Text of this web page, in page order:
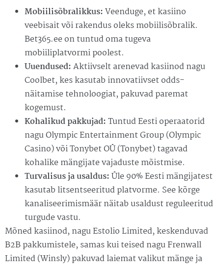
Mobiilisõbralikkus:Veenduge, et kasiino
veebisait või rakendus oleks mobiilisõbralik.
Bet365.ee on tuntud oma tugeva
mobiiliplatvormi poolest.
Uuendused:Aktiivselt arenevad kasiinod nagu
Coolbet, kes kasutab innovatiivset odds-
näitamise tehnoloogiat, pakuvad paremat
kogemust.
Kohalikud pakkujad:Tuntud Eesti operaatorid
nagu Olympic Entertainment Group (Olympic
Casino) või Tonybet OÜ (Tonybet) tagavad
kohalike mängijate vajaduste mõistmise.
Turvalisus ja usaldus:Üle 90% Eesti mängijatest
kasutab litsentseeritud platvorme. See kõrge
kanaliseerimismäär näitab usaldust reguleeritud
turgude vastu.
Mõned kasiinod, nagu Estolio Limited, keskenduvad
B2B pakkumistele, samas kui teised nagu Frenwall
Limited (Winsly) pakuvad laiemat valikut mänge ja